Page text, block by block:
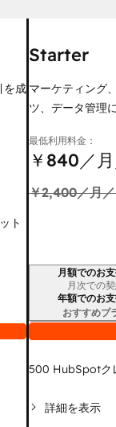
を成
ト
Starter
マーケティング
ツ、データ管理
最低利用料金：
￥840／
￥2,400／月
請求期間月額でのお
月次での
年額でのお
おすすめプ
500 HubSpotク
詳細を表示